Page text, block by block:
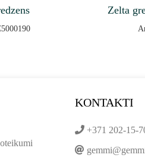
Zelta
KONTAKTI
+371 202-15-